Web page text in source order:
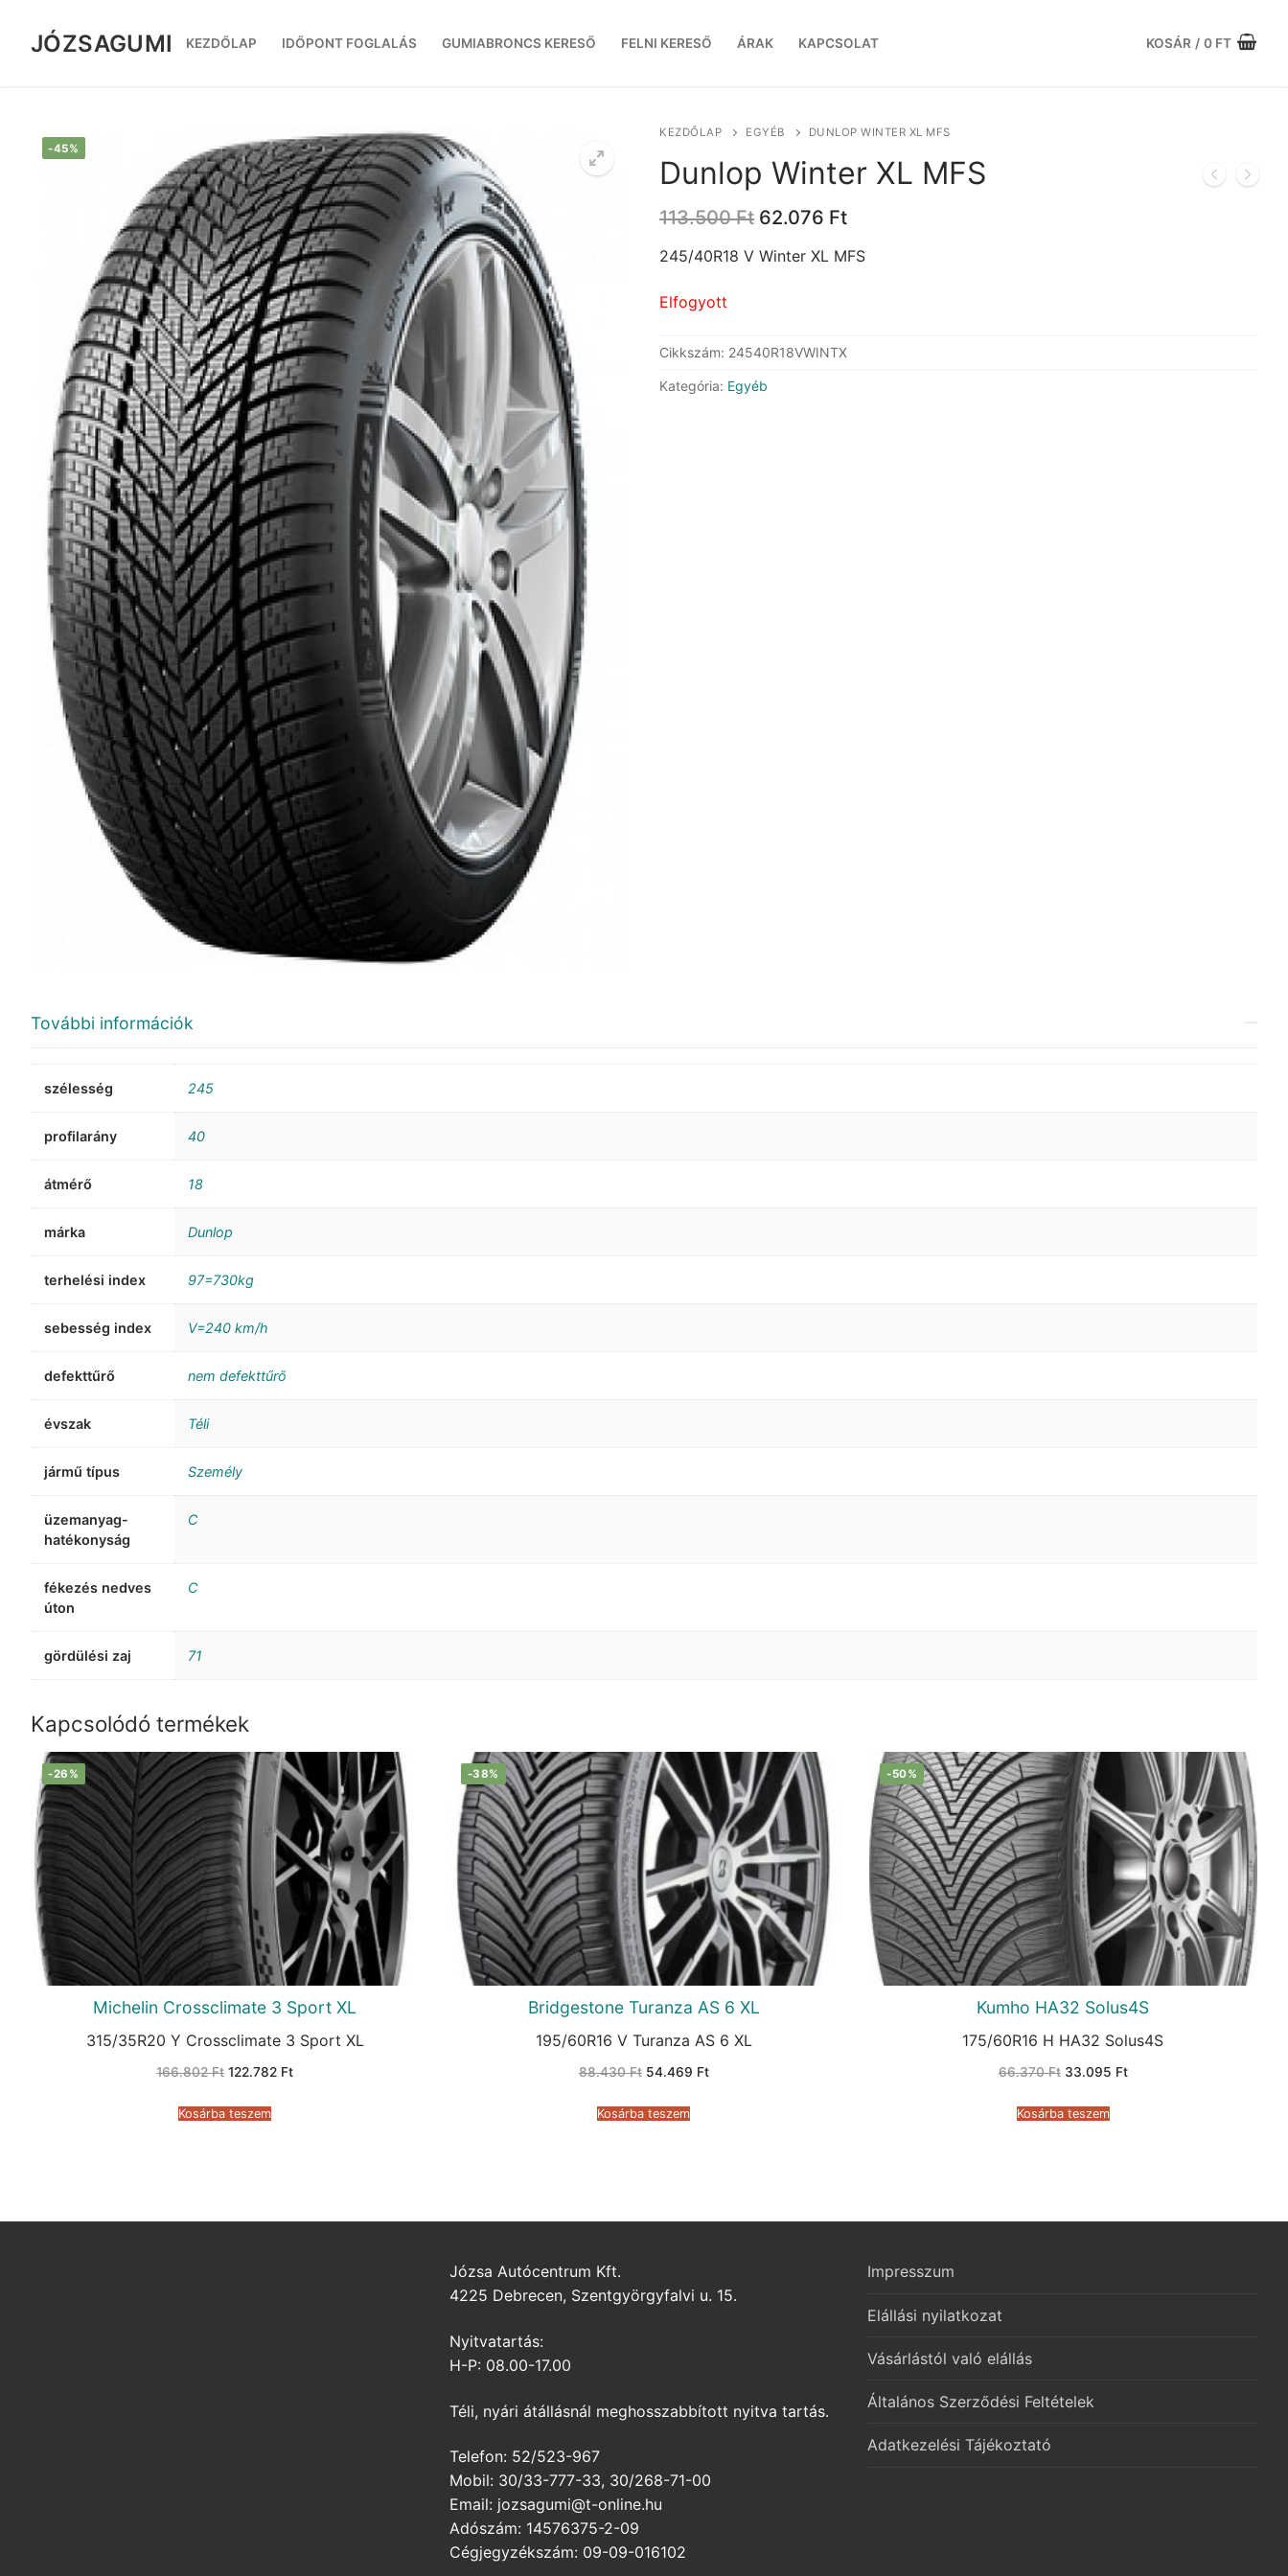
tartalomra
JÓZSAGUMI KEZDŐLAP IDŐPONT FOGLALÁS GUMIABRONCS KERESŐ FELNI KERESŐ ÁRAK KAPCSOLAT KOSÁR / 0 FT
-45%
KEZDŐLAP EGYÉB DUNLOP WINTER XL MFS
Dunlop Winter XL MFS
113.500Ft Original
was:
62.076 FtCurrent
is:
245/40R18 V Winter XL MFS
Elfogyott
Cikkszám: 24540R18VWINTX
Kategória: Egyéb
További információk
szélesség 245
profilarány 40
átmérő 18
márka Dunlop
terhelési index 97=730kg
sebesség index V=240 km/h
defekttűrő nem defekttűrő
évszak Téli
jármű típus Személy
üzemanyag-
hatékonyság
C
fékezés nedves
úton
C
gördülési zaj 71
Kapcsolódó termékek
-26%
Michelin Crossclimate 3 Sport XL
315/35R20 Y Crossclimate 3 Sport XL
166.802Ft Original
166.802 Ft.
122.782 FtCurrent
Kosárba teszem
-38%
Bridgestone Turanza AS 6 XL
195/60R16 V Turanza AS 6 XL
88.430Ft Original
88.430 Ft.
54.469 FtCurrent
Kosárba teszem
-50%
Kumho HA32 Solus4S
175/60R16 H HA32 Solus4S
66.370Ft Original
66.370 Ft.
33.095 FtCurrent
Kosárba teszem
Józsa Autócentrum Kft.
4225 Debrecen, Szentgyörgyfalvi u. 15.
Nyitvatartás:
H-P: 08.00-17.00
Téli, nyári átállásnál meghosszabbított nyitva tartás.
Telefon: 52/523-967
Mobil: 30/33-777-33, 30/268-71-00
Email: jozsagumi@t-online.hu
Adószám: 14576375-2-09
Cégjegyzékszám: 09-09-016102
Impresszum
Elállási nyilatkozat
Vásárlástól való elállás
Általános Szerződési Feltételek
Adatkezelési Tájékoztató